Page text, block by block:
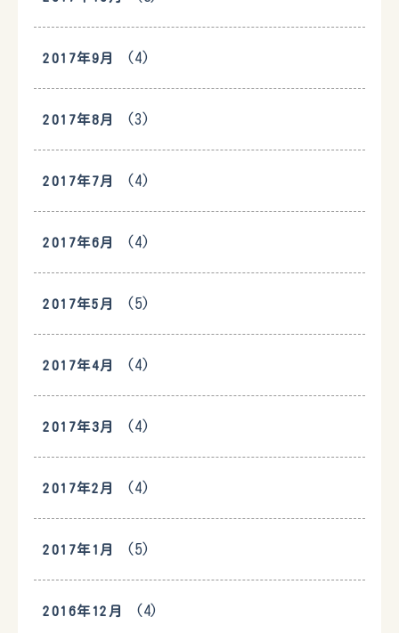
2017年9月 (4)
2017年8月 (3)
2017年7月 (4)
2017年6月 (4)
2017年5月 (5)
2017年4月 (4)
2017年3月 (4)
2017年2月 (4)
2017年1月 (5)
2016年12月 (4)